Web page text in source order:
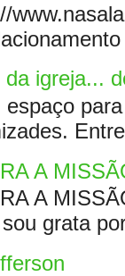
igreja...
A
A
grata